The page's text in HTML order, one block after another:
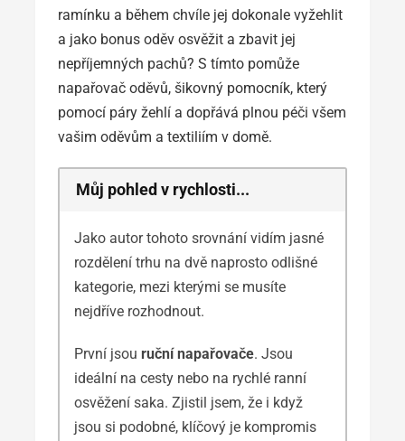
ramínku a během chvíle jej dokonale vyžehlit
a jako bonus oděv osvěžit a zbavit jej
nepříjemných pachů? S tímto pomůže
napařovač oděvů, šikovný pomocník, který
pomocí páry žehlí a dopřává plnou péči všem
vašim oděvům a textiliím v domě.
Můj pohled v rychlosti...
Jako autor tohoto srovnání vidím jasné
rozdělení trhu na dvě naprosto odlišné
kategorie, mezi kterými se musíte
nejdříve rozhodnout.
První jsou ruční napařovače. Jsou
ideální na cesty nebo na rychlé ranní
osvěžení saka. Zjistil jsem, že i když
jsou si podobné, klíčový je kompromis